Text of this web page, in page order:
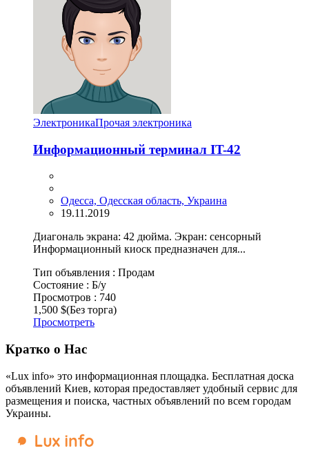
ЭлектроникаПрочая электроника
Информационный терминал IT-42
Одесса, Одесская область, Украина
19.11.2019
Диагональ экрана: 42 дюйма. Экран: сенсорный
Информационный киоск предназначен для...
Тип объявления : Продам
Состояние : Б/у
Просмотров : 740
1,500 $(Без торга)
Просмотреть
Кратко о Нас
«Lux info» это информационная площадка. Бесплатная доска
объявлений Киев, которая предоставляет удобный сервис для
размещения и поиска, частных объявлений по всем городам
Украины.